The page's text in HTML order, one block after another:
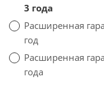
3 года
Расширенная
год
Расширенная
года